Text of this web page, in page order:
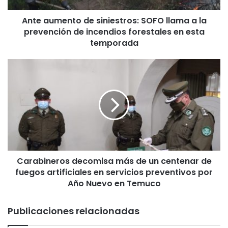
n
O
Ante aumento de siniestros: SOFO llama a la
prevención de incendios forestales en esta
temporada
r
o
m
Carabineros decomisa más de un centenar de
fuegos artificiales en servicios preventivos por
Año Nuevo en Temuco
Publicaciones relacionadas